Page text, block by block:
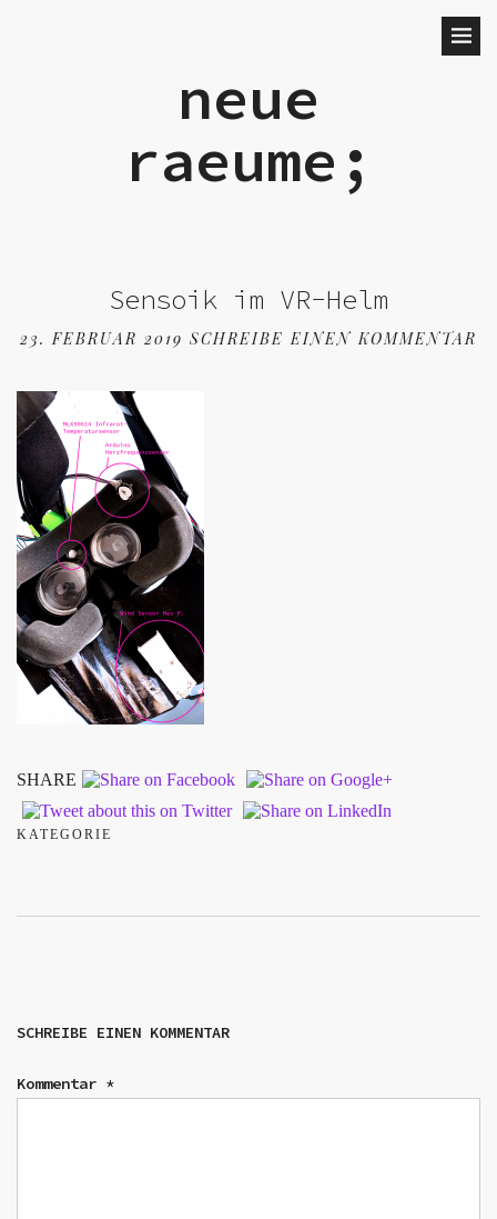
neue
raeume;
Sensoik im VR-Helm
23. FEBRUAR 2019 SCHREIBE EINEN KOMMENTAR
SHARE
KATEGORIE
SCHREIBE EINEN KOMMENTAR
Kommentar *